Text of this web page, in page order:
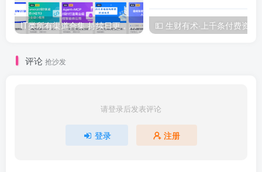
| ├──187-SpringCloud-请说说你用过Spring Cloud哪些组件？这
| ├──188-SpringCloud-谈谈你对Spring Cloud的理解？.avi
| ├──189-SpringCloud-什么是服务熔断？什么是服务降级？有什
| ├──190-SpringCloud-你之前的项目运行得好好的，为什么项目重
| ├──192-SpringCloud-ACID、BASE理论、CAP理论的关系？
| ├──193-SpringCloud-BASE理论.avi 26.59M
| ├──197-SpringCloud-接口幂等性？哪些场景需要幂等性？如何
IT类所有渠道合集 持续日更，目前近四千多条资源 年费用户微信私信获取权限
评论 抢沙发
请登录后发表评论
登录 注册